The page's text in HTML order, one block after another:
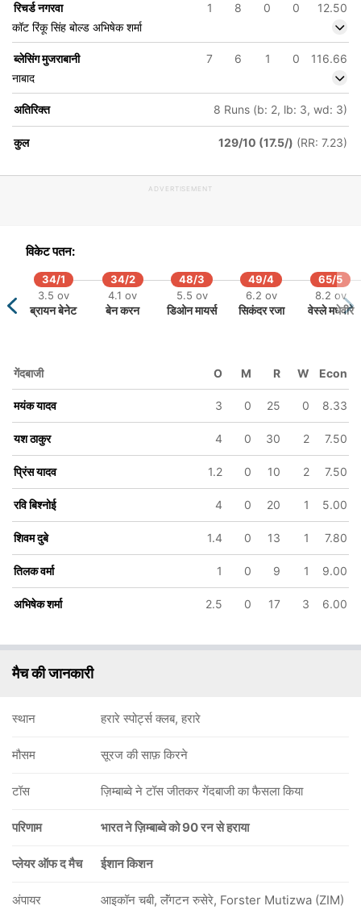
रिचर्ड नगरवा 1 8 0 0
12.50
कॉट रिंकू सिंह बोल्ड अभिषेक शर्मा
ब्लेसिंग मुजराबानी 7 6 1 0
116.66
नाबाद
अतिरिक्त 8 Runs (b: 2, lb: 3, wd: 3)
कुल 129/10 (17.5/) (RR: 7.23)
ADVERTISEMENT
विकेट पतन:
34/1
3.5 ov
ब्रायन बेनेट
34/2
4.1 ov
बेन करन
48/3
5.5 ov
डिओन मायर्स
49/4
6.2 ov
सिकंदर रजा
65/5
8.2 ov
वेस्ले मधेवीरे
गेंदबाजी O M R W Econ
मयंक यादव 3 0 25 0 8.33
यश ठाकुर 4 0 30 2 7.50
प्रिंस यादव 1.2 0 10 2 7.50
रवि बिश्नोई 4 0 20 1 5.00
शिवम दुबे 1.4 0 13 1 7.80
तिलक वर्मा 1 0 9 1 9.00
अभिषेक शर्मा 2.5 0 17 3 6.00
मैच की जानकारी
स्थान हरारे स्पोर्ट्स क्लब, हरारे
मौसम सूरज की साफ़ किरने
टॉस ज़िम्बाब्वे ने टॉस जीतकर गेंदबाजी का फैसला किया
परिणाम भारत ने ज़िम्बाब्वे को 90 रन से हराया
प्लेयर ऑफ द मैच ईशान किशन
अंपायर आइकॉन चबी, लॅंगटन रुसेरे, Forster Mutizwa (ZIM)